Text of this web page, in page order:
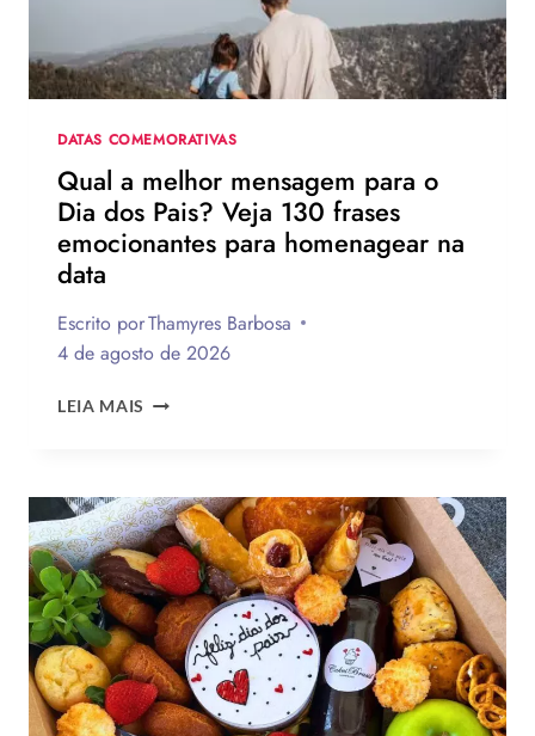
UM
NOVO
DIA
DATAS COMEMORATIVAS
Qual a melhor mensagem para o
Dia dos Pais? Veja 130 frases
emocionantes para homenagear na
data
Escrito porThamyres Barbosa
4 de agosto de 2026
LEIA MAIS QUAL
PARA
O
DIA
DOS
PAIS?
VEJA
130
FRASES
EMOCIONANTES
PARA